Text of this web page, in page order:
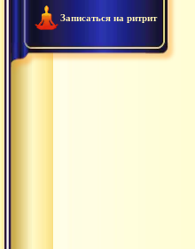
Записаться на ритрит